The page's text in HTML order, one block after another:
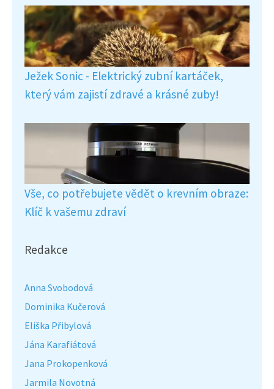
Ježek Sonic - Elektrický zubní kartáček,
který vám zajistí zdravé a krásné zuby!
Vše, co potřebujete vědět o krevním obraze:
Klíč k vašemu zdraví
Redakce
Anna Svobodová
Dominika Kučerová
Eliška Přibylová
Jána Karafiátová
Jana Prokopenková
Jarmila Novotná